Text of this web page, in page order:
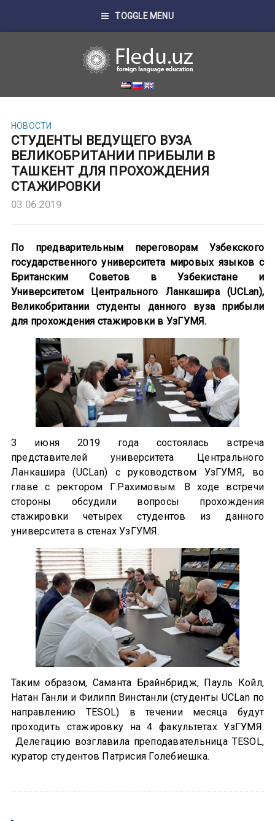
TOGGLE MENU
НОВОСТИ
СТУДЕНТЫ ВЕДУЩЕГО ВУЗА
ВЕЛИКОБРИТАНИИ ПРИБЫЛИ В
ТАШКЕНТ ДЛЯ ПРОХОЖДЕНИЯ
СТАЖИРОВКИ
03.06.2019
По предварительным переговорам Узбекского
государственного университета мировых языков с
Британским Советов в Узбекистане и
Университетом Центрального Ланкашира (UCLan),
Великобритании студенты данного вуза прибыли
для прохождения стажировки в УзГУМЯ.
3 июня 2019 года состоялась встреча
представителей университета Центрального
Ланкашира (UCLan) с руководством УзГУМЯ, во
главе с ректором Г.Рахимовым. В ходе встречи
стороны обсудили вопросы прохождения
стажировки четырех студентов из данного
университета в стенах УзГУМЯ.
Таким образом, Саманта Брайнбридж, Пауль Койл,
Натан Ганли и Филипп Винстанли (студенты UCLan по
направлению TESOL) в течении месяца будут
проходить стажировку на 4 факультетах УзГУМЯ.
Делегацию возглавила преподавательница TESOL,
куратор студентов Патрисия Голебиешка.